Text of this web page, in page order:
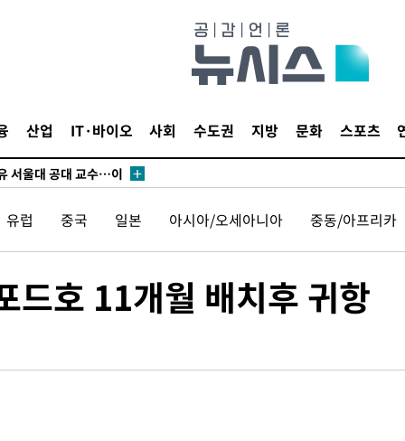
산업 IT·바이오 사회 수도권 지방 문화 스포츠
부 케슘섬에서 두차
밭' 된 축구협회
서울대 공대 교수…이
서범수 징계 절차 개시
역 3년
호 구속기소
생 1850명 사망
속 송치
사망 관련 압수수색
대 상승 출발
유럽 중국 일본 아시아/오세아니아 중동/아프리카
드호 11개월 배치후 귀항